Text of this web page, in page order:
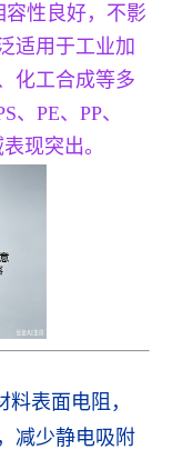
容性良好，不影
适用于工业加
化工合成等多
、PE、PP、
现突出。
表面电阻，
减少静电吸附